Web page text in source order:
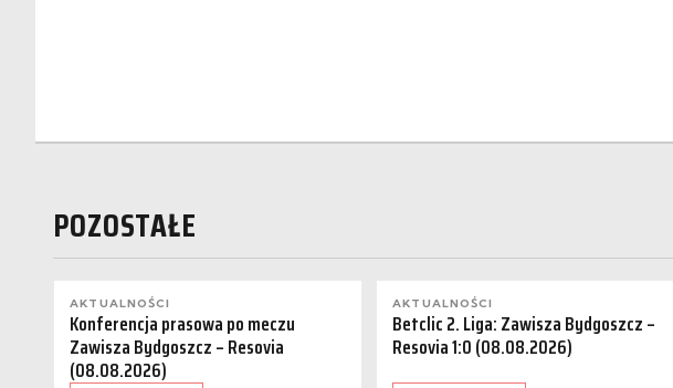
POZOSTAŁE
AKTUALNOŚCI
Konferencja prasowa po meczu
Zawisza Bydgoszcz – Resovia
(08.08.2026)
AKTUALNOŚCI
Betclic 2. Liga: Zawisza Bydgoszcz –
Resovia 1:0 (08.08.2026)